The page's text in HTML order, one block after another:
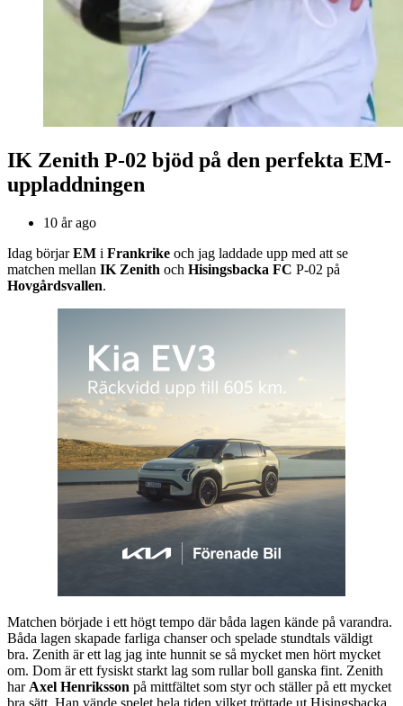
IK Zenith P-02 bjöd på den perfekta EM-
uppladdningen
10 år ago
Idag börjarEM i Frankrike och jag laddade upp med att se
matchen mellan IK Zenith och Hisingsbacka FC P-02 på
Hovgårdsvallen.
Matchen började i ett högt tempo där båda lagen kände på varandra.
Båda lagen skapade farliga chanser och spelade stundtals väldigt
bra. Zenith är ett lag jag inte hunnit se så mycket men hört mycket
om. Dom är ett fysiskt starkt lag som rullar boll ganska fint. Zenith
har Axel Henriksson på mittfältet som styr och ställer på ett mycket